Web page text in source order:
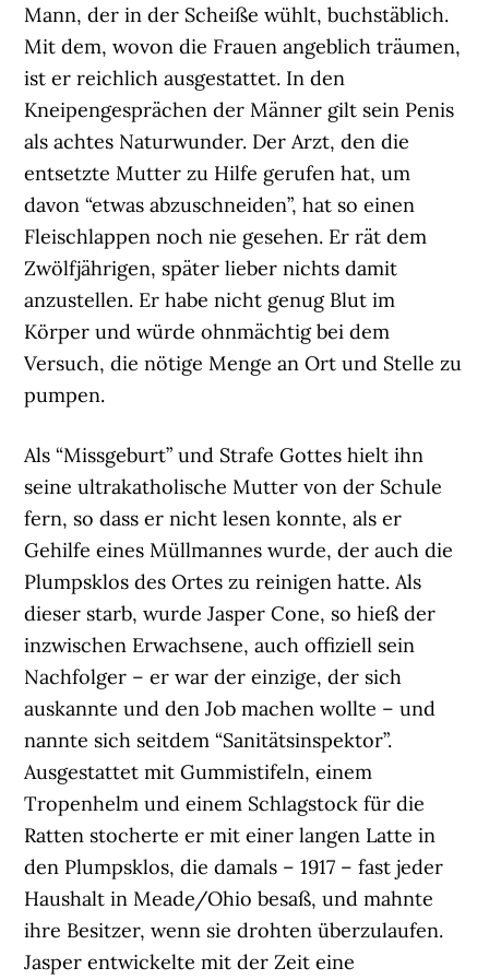
Mann, der in der Scheiße wühlt, buchstäblich.
Mit dem, wovon die Frauen angeblich träumen,
ist er reichlich ausgestattet. In den
Kneipengesprächen der Männer gilt sein Penis
als achtes Naturwunder. Der Arzt, den die
entsetzte Mutter zu Hilfe gerufen hat, um
davon “etwas abzuschneiden”, hat so einen
Fleischlappen noch nie gesehen. Er rät dem
Zwölfjährigen, später lieber nichts damit
anzustellen. Er habe nicht genug Blut im
Körper und würde ohnmächtig bei dem
Versuch, die nötige Menge an Ort und Stelle zu
pumpen.
Als “Missgeburt” und Strafe Gottes hielt ihn
seine ultrakatholische Mutter von der Schule
fern, so dass er nicht lesen konnte, als er
Gehilfe eines Müllmannes wurde, der auch die
Plumpsklos des Ortes zu reinigen hatte. Als
dieser starb, wurde Jasper Cone, so hieß der
inzwischen Erwachsene, auch offiziell sein
Nachfolger – er war der einzige, der sich
auskannte und den Job machen wollte – und
nannte sich seitdem “Sanitätsinspektor”.
Ausgestattet mit Gummistifeln, einem
Tropenhelm und einem Schlagstock für die
Ratten stocherte er mit einer langen Latte in
den Plumpsklos, die damals – 1917 – fast jeder
Haushalt in Meade/Ohio besaß, und mahnte
ihre Besitzer, wenn sie drohten überzulaufen.
Jasper entwickelte mit der Zeit eine